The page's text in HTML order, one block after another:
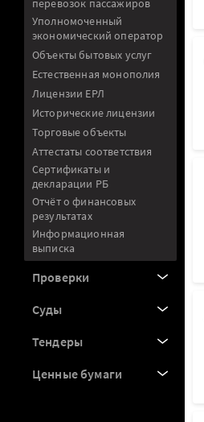
перевозок пассажиров
Уполномоченный
экономический оператор
Объекты бытовых услуг
Естественная монополия
Лицензии ЕРЛ
Исторические лицензии
Торговые объекты
Аттестаты соответствия
Сертификаты и
декларации РБ
Отчёт о финансовых
результатах
Информационная
выписка
Проверки
Суды
Тендеры
Ценные бумаги